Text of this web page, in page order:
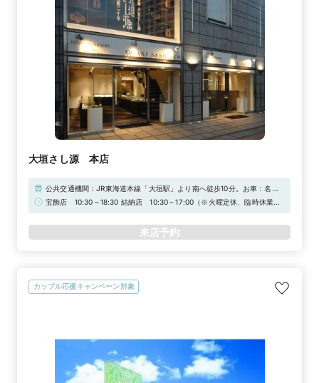
大垣さし源 本店
公共交通機関：JR東海道本線「大垣駅」より南へ徒歩10分。お車：名神
高速道路「大垣IC」より国道258号を北進。旭町交差点で県道237号線に
宝飾店 10:30～18:30 結納店 10:30～17:00（※火曜定休、臨時休業不
ンペーン☆☆マイナビウエディングからの予約＆初来店でギフトカード
2,000円分プレゼント。詳しくは、特典一覧ページをご確認ください！
来店予約
カップル応援キャンペーン対象